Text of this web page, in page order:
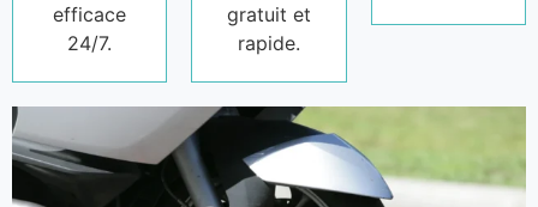
efficace
24/7.
gratuit et
rapide.